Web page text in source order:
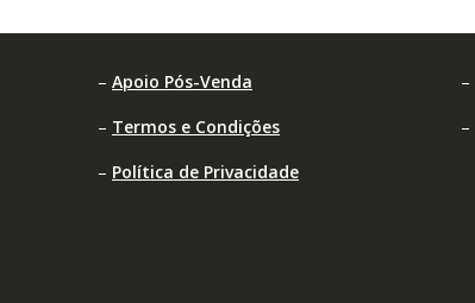
– Apoio Pós-Venda
– Termos e Condições
– Política de Privacidade
–
–